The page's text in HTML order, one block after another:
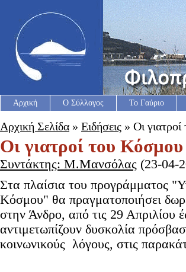
Αρχική Ο Σύλλογος Το Γαύριο
Αρχική Σελίδα » Ειδήσεις » Οι
Οι γιατροί του
Συντάκτης: Μ.Μανσόλας (23-04-
Στα πλαίσια του προγράμματος
Κόσμου" θα πραγματοποιήσει
στην Άνδρο, από τις 29
αντιμετωπίζουν δυσκολία
κοινωνικούς λόγους, στις